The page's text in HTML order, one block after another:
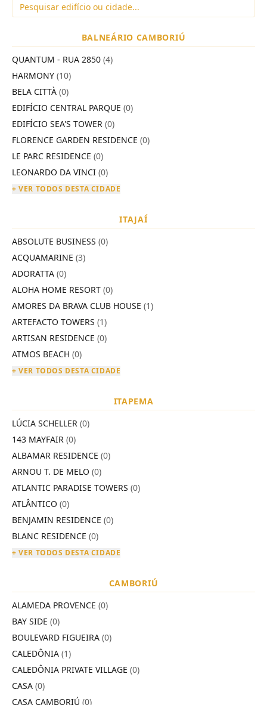
BALNEÁRIO CAMBORIÚ
QUANTUM - RUA 2850 (4)
HARMONY (10)
BELA CITTÀ (0)
EDIFÍCIO CENTRAL PARQUE (0)
EDIFÍCIO SEA'S TOWER (0)
FLORENCE GARDEN RESIDENCE (0)
LE PARC RESIDENCE (0)
LEONARDO DA VINCI (0)
+ VER TODOS DESTA CIDADE
ITAJAÍ
ABSOLUTE BUSINESS (0)
ACQUAMARINE (3)
ADORATTA (0)
ALOHA HOME RESORT (0)
AMORES DA BRAVA CLUB HOUSE (1)
ARTEFACTO TOWERS (1)
ARTISAN RESIDENCE (0)
ATMOS BEACH (0)
+ VER TODOS DESTA CIDADE
ITAPEMA
LÚCIA SCHELLER (0)
143 MAYFAIR (0)
ALBAMAR RESIDENCE (0)
ARNOU T. DE MELO (0)
ATLANTIC PARADISE TOWERS (0)
ATLÂNTICO (0)
BENJAMIN RESIDENCE (0)
BLANC RESIDENCE (0)
+ VER TODOS DESTA CIDADE
CAMBORIÚ
ALAMEDA PROVENCE (0)
BAY SIDE (0)
BOULEVARD FIGUEIRA (0)
CALEDÔNIA (1)
CALEDÔNIA PRIVATE VILLAGE (0)
CASA (0)
CASA CAMBORIÚ (0)